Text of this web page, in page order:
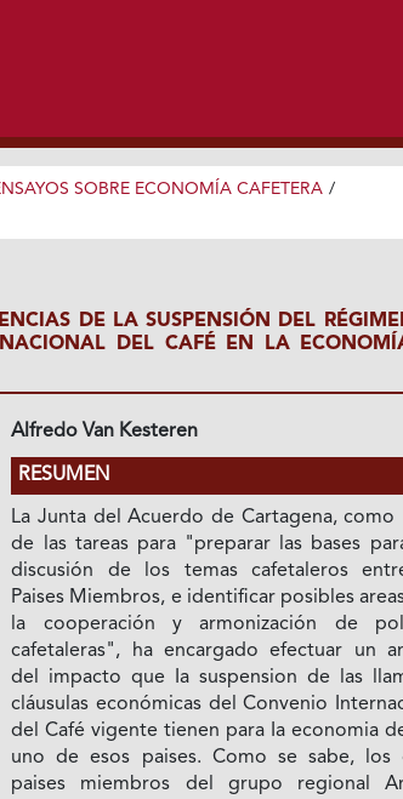
SOBRE ECONOMÍA CAFETERA /
DE LA SUSPENSIÓN DEL
DEL CAFÉ EN LA
Alfredo Van Kesteren
RESUMEN
La Junta del Acuerdo de Cartagena, como
de las tareas para "preparar las bases
discusión de los temas cafetaleros
Paises Miembros, e identificar posibles
la cooperación y armonización de
cafetaleras", ha encargado efectuar un
del impacto que Ia suspension de las
cláusulas económicas del Convenio
del Café vigente tienen para Ia economia
uno de esos paises. Como se sabe, los
paises miembros del grupo regional